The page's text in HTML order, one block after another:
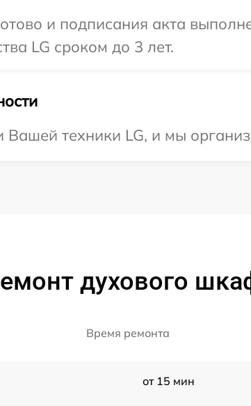
и подписания акта
LG сроком до 3 лет.
техники LG, и мы
духового
Время ремонта
от 15 мин